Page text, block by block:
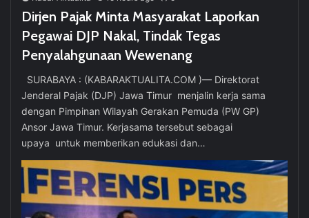
Dirjen Pajak Minta Masyarakat Laporkan
Pegawai DJP Nakal, Tindak Tegas
Penyalahgunaan Wewenang
SURABAYA : (KABARAKTUALITA.COM )— Direktorat
Jenderal Pajak (DJP) Jawa Timur menjalin kerja sama
dengan Pimpinan Wilayah Gerakan Pemuda (PW GP)
Ansor Jawa Timur. Kerjasama tersebut sebagai
upaya untuk memberikan edukasi dan…